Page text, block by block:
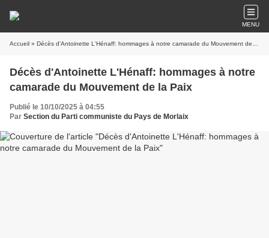
MENU
Accueil » Décès d'Antoinette L'Hénaff: hommages à notre camarade du Mouvement de la Paix
Décès d'Antoinette L'Hénaff: hommages à notre
camarade du Mouvement de la Paix
Publié le 10/10/2025 à 04:55
Par Section du Parti communiste du Pays de Morlaix